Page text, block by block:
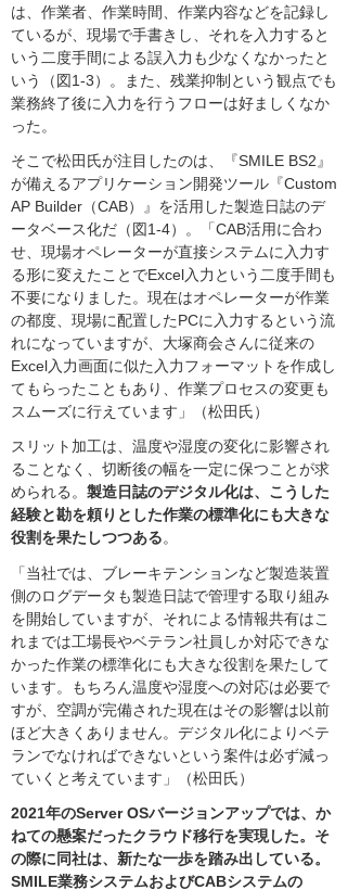
は、作業者、作業時間、作業内容などを記録し
ているが、現場で手書きし、それを入力すると
いう二度手間による誤入力も少なくなかったと
いう（図1-3）。また、残業抑制という観点でも
業務終了後に入力を行うフローは好ましくなか
った。
そこで松田氏が注目したのは、『SMILE BS2』
が備えるアプリケーション開発ツール『Custom
AP Builder（CAB）』を活用した製造日誌のデ
ータベース化だ（図1-4）。「CAB活用に合わ
せ、現場オペレーターが直接システムに入力す
る形に変えたことでExcel入力という二度手間も
不要になりました。現在はオペレーターが作業
の都度、現場に配置したPCに入力するという流
れになっていますが、大塚商会さんに従来の
Excel入力画面に似た入力フォーマットを作成し
てもらったこともあり、作業プロセスの変更も
スムーズに行えています」（松田氏）
スリット加工は、温度や湿度の変化に影響され
ることなく、切断後の幅を一定に保つことが求
められる。 製造日誌のデジタル化は、こうした
経験と勘を頼りとした作業の標準化にも大きな
役割を果たしつつある。
「当社では、ブレーキテンションなど製造装置
側のログデータも製造日誌で管理する取り組み
を開始していますが、それによる情報共有はこ
れまでは工場長やベテラン社員しか対応できな
かった作業の標準化にも大きな役割を果たして
います。もちろん温度や湿度への対応は必要で
すが、空調が完備された現在はその影響は以前
ほど大きくありません。デジタル化によりベテ
ランでなければできないという案件は必ず減っ
ていくと考えています」（松田氏）
2021年のServer OSバージョンアップでは、か
ねての懸案だったクラウド移行を実現した。そ
の際に同社は、新たな一歩を踏み出している。
SMILE業務システムおよびCABシステムの